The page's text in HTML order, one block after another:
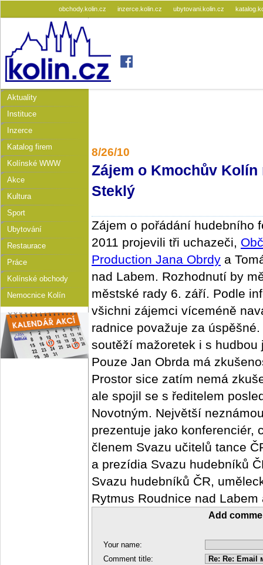
obchody.kolin.cz inzerce.kolin.cz ubytovani.kolin.cz
Aktuality
Instituce
Inzerce
Katalog firem
Kolínské WWW
Akce
Kultura
Sport
Ubytování
Restaurace
Práce
Kolínské obchody
Nemocnice Kolín
8/26/10
Zájem o Kmochův
Steklý
Zájem o pořádání hudebního
2011 projevili tři uchazeči,
Production Jana Obrdy a
nad Labem. Rozhodnutí by
městské rady 6. září. Podle
všichni zájemci víceméně
radnice považuje za
soutěží mažoretek i s
Pouze Jan Obrda má
Prostor sice zatím nemá
ale spojil se s ředitelem
Novotným. Největší
prezentuje jako konferenciér,
členem Svazu učitelů tance
a prezídia Svazu hudebníků
Svazu hudebníků ČR,
Rytmus Roudnice nad
Add
Your name:
Comment title: